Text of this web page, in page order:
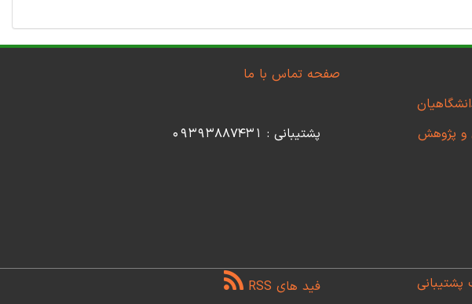
و پژوهش
صفحه تماس با ما
پشتیبانی : 09393887431
پشتیبانی فید های RSS